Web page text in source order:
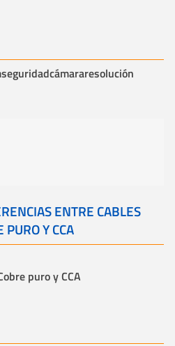
seguridadcámararesolución
ENTRE CABLES
PURO Y CCA
puro y CCA